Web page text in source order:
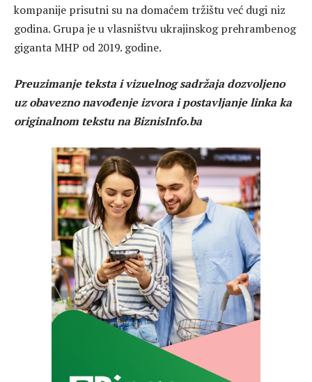
kompanije prisutni su na domaćem tržištu već dugi niz
godina. Grupa je u vlasništvu ukrajinskog prehrambenog
giganta MHP od 2019. godine.
Preuzimanje teksta i vizuelnog sadržaja dozvoljeno
uz obavezno navođenje izvora i postavljanje linka ka
originalnom tekstu na BiznisInfo.ba